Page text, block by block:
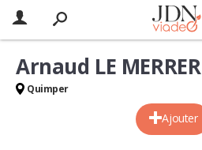
Ajouter
Arnaud LE MERRER
Quimper